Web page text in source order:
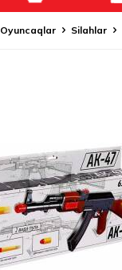
Oyuncaqlar Silahlar